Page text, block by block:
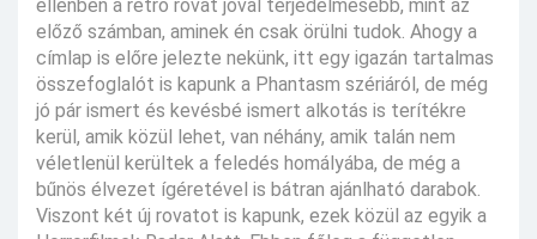
ellenben a retro rovat jóval terjedelmesebb, mint az
előző számban, aminek én csak örülni tudok. Ahogy a
címlap is előre jelezte nekünk, itt egy igazán tartalmas
összefoglalót is kapunk a Phantasm szériáról, de még
jó pár ismert és kevésbé ismert alkotás is terítékre
kerül, amik közül lehet, van néhány, amik talán nem
véletlenül kerültek a feledés homályába, de még a
bűnös élvezet ígéretével is bátran ajánlható darabok.
Viszont két új rovatot is kapunk, ezek közül az egyik a